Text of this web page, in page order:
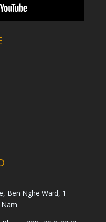
Nghe Ward, 1
Nam